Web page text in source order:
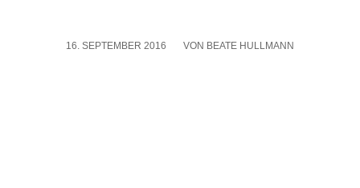
16. SEPTEMBER 2016
/ VON BEATE HULLMANN